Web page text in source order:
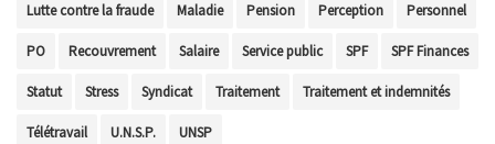
Lutte contre la fraude Maladie Pension Perception Personnel
PO Recouvrement Salaire Service public SPF SPF Finances
Statut Stress Syndicat Traitement Traitement et indemnités
Télétravail U.N.S.P. UNSP